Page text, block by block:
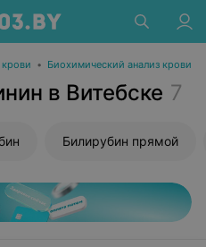
крови • Биохимический анализ крови
в Витебске 7
Билирубин прямой